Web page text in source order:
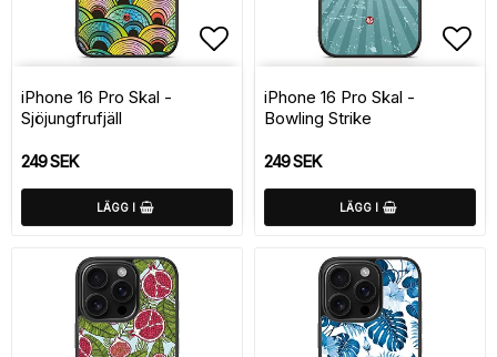
Lägg till i favoritlistan
iPhone 16 Pro Skal -
Sjöjungfrufjäll
249 SEK
LÄGG I
iPhone 16 Pro Skal -
Bowling Strike
249 SEK
LÄGG I